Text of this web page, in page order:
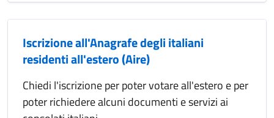
Iscrizione all'Anagrafe degli italiani
residenti all'estero (Aire)
Chiedi l'iscrizione per poter votare all'estero e per
poter richiedere alcuni documenti e servizi ai